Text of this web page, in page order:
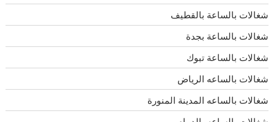
شغالات بالساعة بالقطيف
شغالات بالساعة بجدة
شغالات بالساعة تبوك
شغالات بالساعه الرياض
شغالات بالساعه المدينة المنورة